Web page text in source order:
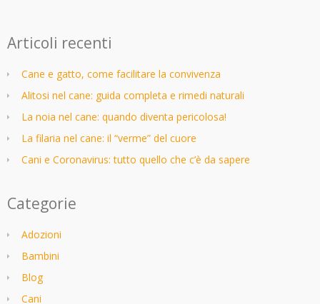
Articoli recenti
Cane e gatto, come facilitare la convivenza
Alitosi nel cane: guida completa e rimedi naturali
La noia nel cane: quando diventa pericolosa!
La filaria nel cane: il “verme” del cuore
Cani e Coronavirus: tutto quello che c’è da sapere
Categorie
Adozioni
Bambini
Blog
Cani